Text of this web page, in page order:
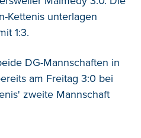
Kettenis unterlagen
1:3.
DG-Mannschaften in
am Freitag 3:0 bei
zweite Mannschaft